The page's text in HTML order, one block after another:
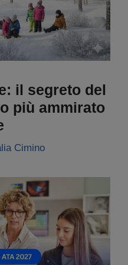
il segreto del
più ammirato
Cimino